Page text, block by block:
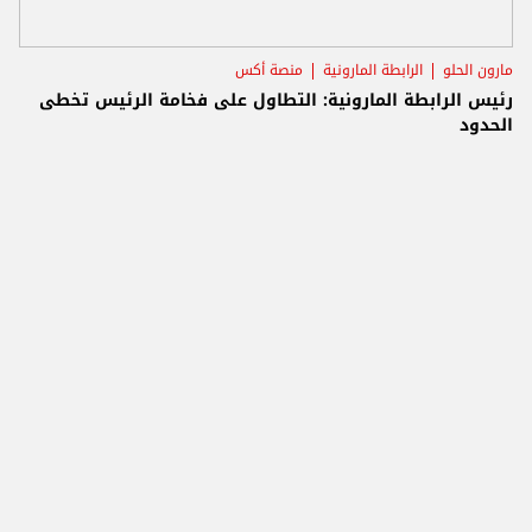
مارون الحلو الرابطة المارونية منصة أكس
رئيس الرابطة المارونية: التطاول على فخامة الرئيس تخطى
الحدود